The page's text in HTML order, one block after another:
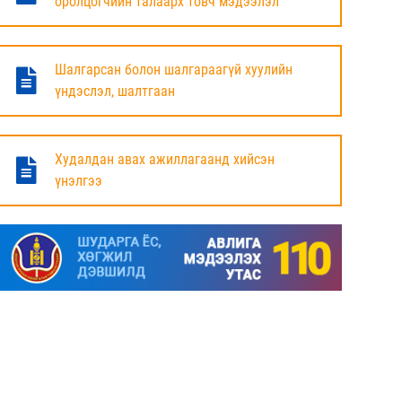
ХҮЛЭЭЛЦЭЖ БАЙНА
6 сар
МАЛ ТООЛЛОГЫН НЭГДСЭН ДҮНГ
ТАНИЛЦУУЛЛАА.
6 сар
НИЙСЛЭЛИЙН ИРГЭДИЙН
ТӨЛӨӨЛӨГЧДИЙН ХУРЛЫН ДАРГА, ЗАСАГ
ДАРГА НАРТАЙ ЦАХИМ УУЛЗАЛТ ХИЙЖ
БАЙНА
Шалгарсан болон шалгараагүй хуулийн
үндэслэл, шалтгаан
Худалдан авах ажиллагаанд хийсэн
үнэлгээ